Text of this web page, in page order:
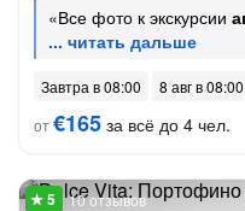
«Все фото к экскурсии
Завтра в 08:00
8 авг в 08:00
от€165 за всё до 4 чел.
10 отзывов